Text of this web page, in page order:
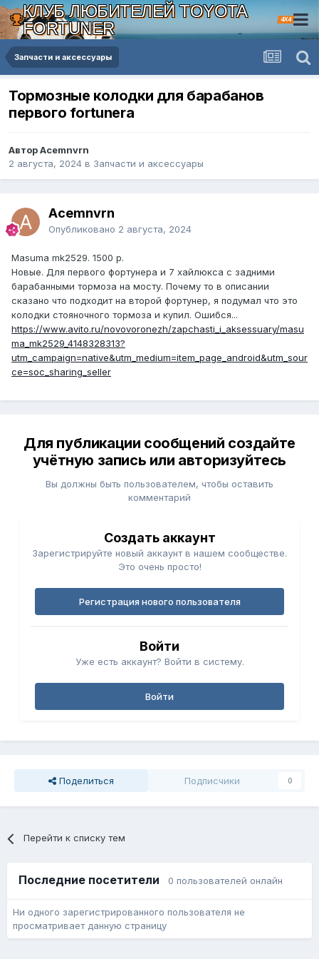
КЛУБ ЛЮБИТЕЛЕЙ TOYOTA
FORTUNER
4X4
Запчасти и аксессуары
Тормозные колодки для барабанов
первого fortunerа
Автор Acemnvrn
2 августа, 2024 в Запчасти и аксессуары
Acemnvrn
Опубликовано 2 августа, 2024
Masuma mk2529. 1500 р.
Новые. Для первого фортунера и 7 хайлюкса с задними
барабанными тормоза на мосту. Почему то в описании
сказано что подходит на второй фортунер, я подумал что это
колодки стояночного тормоза и купил. Ошибся...
https://www.avito.ru/novovoronezh/zapchasti_i_aksessuary/masu
ma_mk2529_4148328313?
utm_campaign=native&utm_medium=item_page_android&utm_sour
ce=soc_sharing_seller
Для публикации сообщений создайте
учётную запись или авторизуйтесь
Вы должны быть пользователем, чтобы оставить
комментарий
Создать аккаунт
Зарегистрируйте новый аккаунт в нашем сообществе.
Это очень просто!
Регистрация нового пользователя
Войти
Уже есть аккаунт? Войти в систему.
Войти
Поделиться Подписчики 0
Перейти к списку тем
Последние посетители 0 пользователей онлайн
Ни одного зарегистрированного пользователя не
просматривает данную страницу